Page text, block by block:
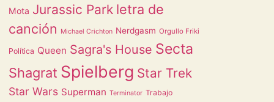
Mota Jurassic Park letra de
canción
Michael Crichton Nerdgasm Orgullo Friki
Política Queen Sagra's House Secta
Shagrat Spielberg Star Trek
Star Wars Superman Terminator Trabajo